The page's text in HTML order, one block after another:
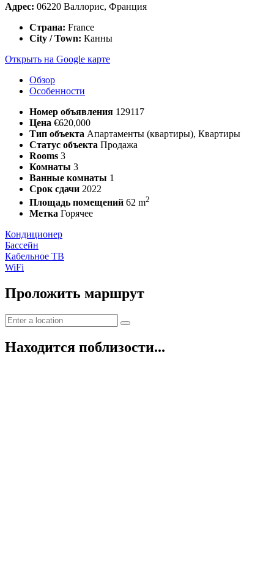
Адрес: 06220 Валлорис, Франция
Страна: France
City / Town: Канны
Открыть на Google карте
Обзор
Особенности
Номер объявления 129117
Цена €620,000
Тип объекта Апартаменты (квартиры), Квартиры
Статус объекта Продажа
Rooms 3
Комнаты 3
Ванные комнаты 1
Срок сдачи 2022
Площадь помещений 62 m2
Метка Горячее
Кондиционер
Бассейн
Кабельное ТВ
WiFi
Проложить маршрут
Находится поблизости...